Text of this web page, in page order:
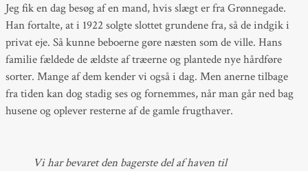
Jeg fik en dag besøg af en mand, hvis slægt er fra Grønnegade.
Han fortalte, at i 1922 solgte slottet grundene fra, så de indgik i
privat eje. Så kunne beboerne gøre næsten som de ville. Hans
familie fældede de ældste af træerne og plantede nye hårdføre
sorter. Mange af dem kender vi også i dag. Men anerne tilbage
fra tiden kan dog stadig ses og fornemmes, når man går ned bag
husene og oplever resterne af de gamle frugthaver.
Vi har bevaret den bagerste del af haven til